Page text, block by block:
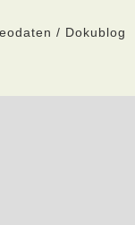
/ Dokublog